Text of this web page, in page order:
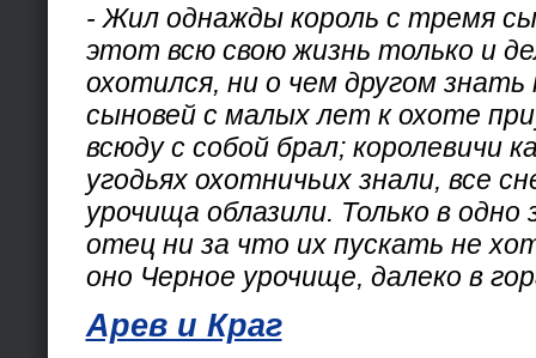
- Жил однажды король с тремя
этот всю свою жизнь только и
охотился, ни о чем другом знать
сыновей с малых лет к охоте
всюду с собой брал; королевичи
угодьях охотничьих знали, все
урочища облазили. Только в
отец ни за что их пускать не
оно Черное урочище, далеко в
Арев и Краг